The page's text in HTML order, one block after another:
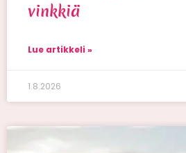
vinkkiä
Lue artikkeli »
1.8.2026